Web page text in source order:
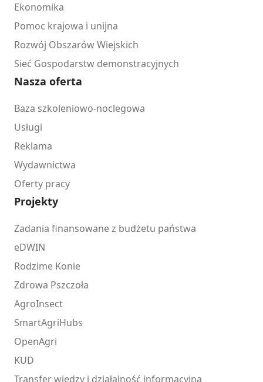
Ekonomika
Pomoc krajowa i unijna
Rozwój Obszarów Wiejskich
Sieć Gospodarstw demonstracyjnych
Nasza oferta
Baza szkoleniowo-noclegowa
Usługi
Reklama
Wydawnictwa
Oferty pracy
Projekty
Zadania finansowane z budżetu państwa
eDWIN
Rodzime Konie
Zdrowa Pszczoła
AgroInsect
SmartAgriHubs
OpenAgri
KUD
Transfer wiedzy i działalność informacyjna